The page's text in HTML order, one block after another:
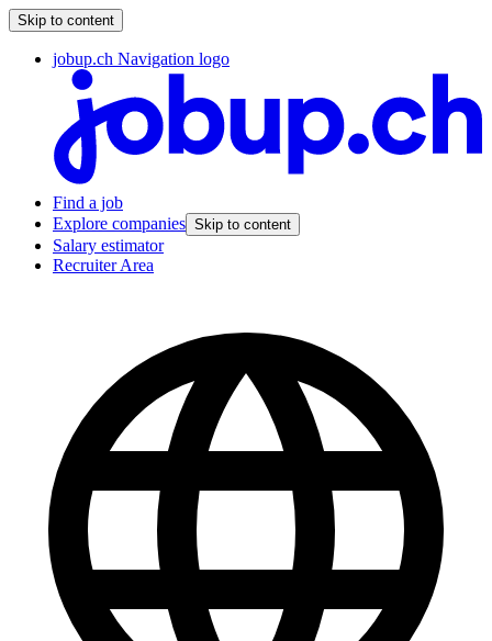
Skip to content
jobup.ch Navigation logo
Find a job
Explore companies Skip to content
Salary estimator
Recruiter Area